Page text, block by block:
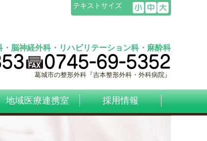
脳神経外科・リハビリテーション科・麻酔科
葛城市の整形外科『吉本整形外科・外科病院』
テキストサイズ
地域医療連携室 採用情報